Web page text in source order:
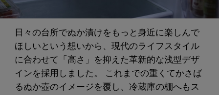
日々の台所でぬか漬けをもっと身近に楽しんで
ほしいという想いから、現代のライフスタイル
に合わせて「高さ」を抑えた革新的な浅型デザ
インを採用しました。 これまでの重くてかさば
るぬか壺のイメージを覆し、冷蔵庫の棚へもス